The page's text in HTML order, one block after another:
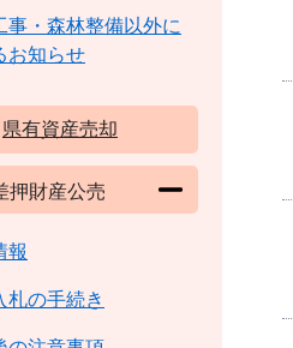
事・森林整備以外に
お知らせ
県有資産売却
押財産公売
報
札の手続き